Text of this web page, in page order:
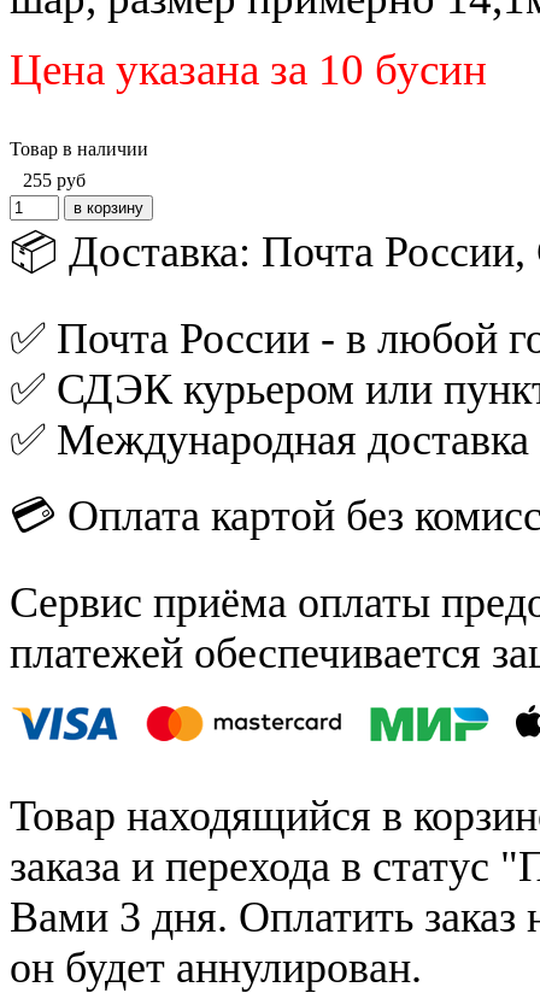
Цена указана за 10 бусин
Товар в наличии
255 руб
📦 Доставка: Почта
✅ Почта России - в любой
✅ СДЭК курьером или
✅ Международная
💳 Оплата картой без
Сервис приёма оплаты
платежей обеспечивается
Товар находящийся в
заказа и перехода в статус
Вами 3 дня. Оплатить заказ
он будет аннулирован.